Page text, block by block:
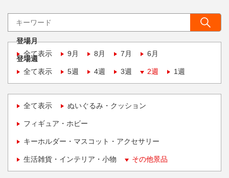
登場月
全て表示
9月 8月 7月 6月
登場週
全て表示
5週 4週 3週 2週 1週
全て表示 ぬいぐるみ・クッション
フィギュア・ホビー
キーホルダー・マスコット・アクセサリー
生活雑貨・インテリア・小物 その他景品